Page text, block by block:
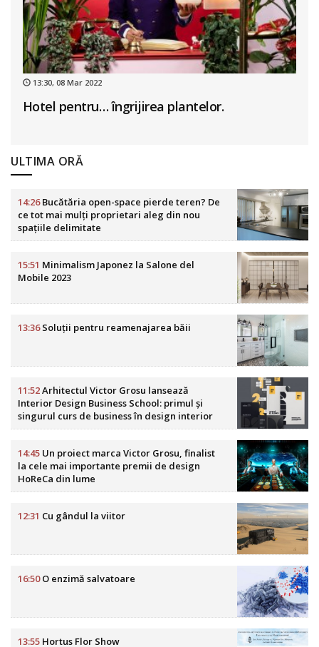
13:30, 08 Mar 2022
Hotel pentru… îngrijirea plantelor.
ULTIMA ORĂ
14:26Bucătăria open-space pierde teren? De
ce tot mai mulți proprietari aleg din nou
spațiile delimitate
15:51 Minimalism Japonez la Salone del
Mobile 2023
13:36Soluții pentru reamenajarea băii
11:52Arhitectul Victor Grosu lansează
Interior Design Business School: primul și
singurul curs de business în design interior
din România
14:45 Un proiect marca Victor Grosu, finalist
la cele mai importante premii de design
HoReCa din lume
12:31 Cu gândul la viitor
16:50O enzimă salvatoare
13:55 Hortus Flor Show